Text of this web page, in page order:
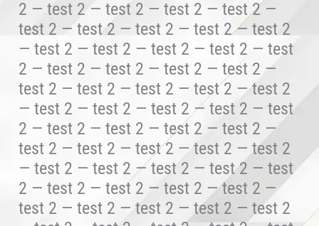
2 — test 2 — test 2 — test 2 — test 2 —
test 2 — test 2 — test 2 — test 2 — test 2
— test 2 — test 2 — test 2 — test 2 — test
2 — test 2 — test 2 — test 2 — test 2 —
test 2 — test 2 — test 2 — test 2 — test 2
— test 2 — test 2 — test 2 — test 2 — test
2 — test 2 — test 2 — test 2 — test 2 —
test 2 — test 2 — test 2 — test 2 — test 2
— test 2 — test 2 — test 2 — test 2 — test
2 — test 2 — test 2 — test 2 — test 2 —
test 2 — test 2 — test 2 — test 2 — test 2